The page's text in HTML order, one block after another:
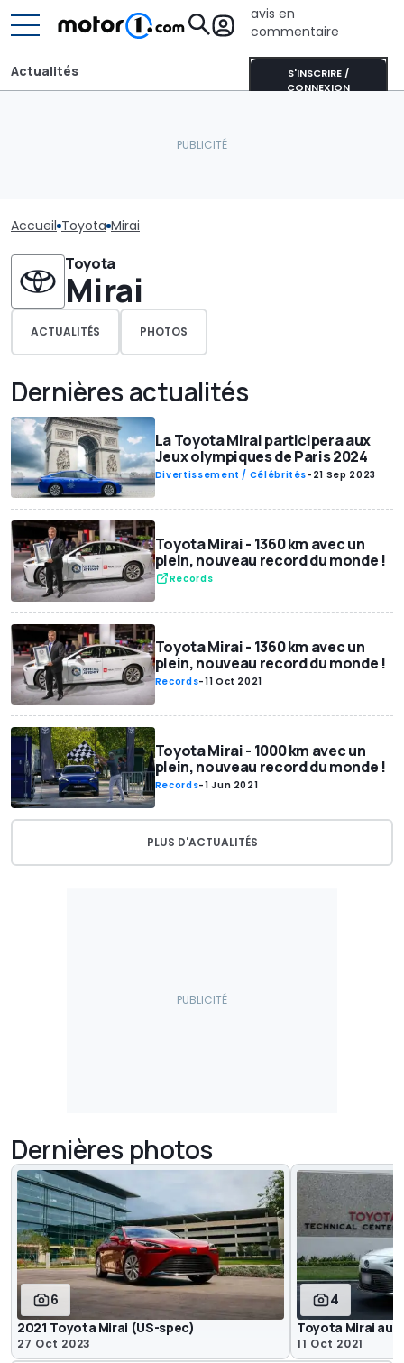
avis en
commentaire
S'INSCRIRE /
CONNEXION
Actualités
Accueil Toyota Mirai
Toyota
Mirai
ACTUALITÉS PHOTOS
Dernières actualités
La Toyota Mirai participera aux
Jeux olympiques de Paris 2024
Divertissement / Célébrités- 21 Sep 2023
Toyota Mirai - 1360 km avec un
plein, nouveau record du monde !
Records
Toyota Mirai - 1360 km avec un
plein, nouveau record du monde !
Records-11 Oct 2021
Toyota Mirai - 1000 km avec un
plein, nouveau record du monde !
Records-1 Jun 2021
PLUS D'ACTUALITÉS
Dernières photos
6
2021 Toyota Mirai (US-spec)
27 Oct 2023
4
Toyota Mirai au
11 Oct 2021